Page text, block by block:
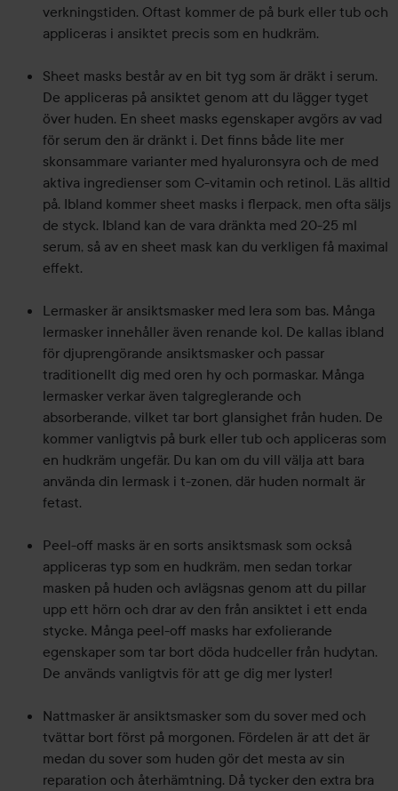
verkningstiden. Oftast kommer de på burk eller tub och
appliceras i ansiktet precis som en hudkräm.
Sheet masks består av en bit tyg som är dräkt i serum.
De appliceras på ansiktet genom att du lägger tyget
över huden. En sheet masks egenskaper avgörs av vad
för serum den är dränkt i. Det finns både lite mer
skonsammare varianter med hyaluronsyra och de med
aktiva ingredienser som C-vitamin och retinol. Läs alltid
på. Ibland kommer sheet masks i flerpack, men ofta säljs
de styck. Ibland kan de vara dränkta med 20-25 ml
serum, så av en sheet mask kan du verkligen få maximal
effekt.
Lermasker är ansiktsmasker med lera som bas. Många
lermasker innehåller även renande kol. De kallas ibland
för djuprengörande ansiktsmasker och passar
traditionellt dig med oren hy och pormaskar. Många
lermasker verkar även talgreglerande och
absorberande, vilket tar bort glansighet från huden. De
kommer vanligtvis på burk eller tub och appliceras som
en hudkräm ungefär. Du kan om du vill välja att bara
använda din lermask i t-zonen, där huden normalt är
fetast.
Peel-off masks är en sorts ansiktsmask som också
appliceras typ som en hudkräm, men sedan torkar
masken på huden och avlägsnas genom att du pillar
upp ett hörn och drar av den från ansiktet i ett enda
stycke. Många peel-off masks har exfolierande
egenskaper som tar bort döda hudceller från hudytan.
De används vanligtvis för att ge dig mer lyster!
Nattmasker är ansiktsmasker som du sover med och
tvättar bort först på morgonen. Fördelen är att det är
medan du sover som huden gör det mesta av sin
reparation och återhämtning. Då tycker den extra bra